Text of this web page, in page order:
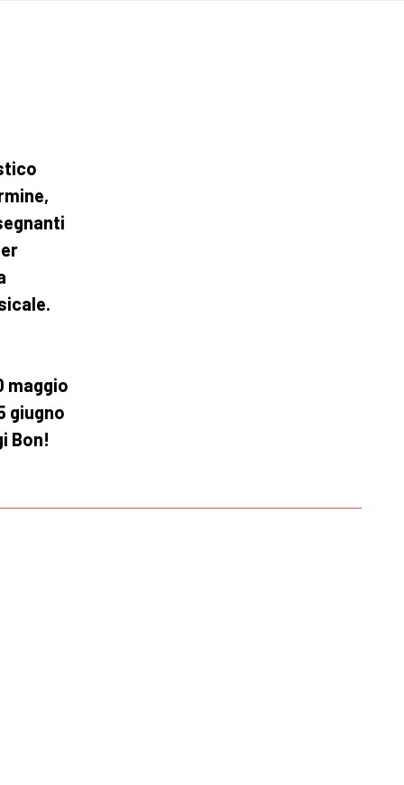
maggio
giugno
Bon!